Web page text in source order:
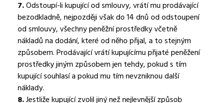
7.Odstoupí-li kupující od smlouvy, vrátí mu prodávající
bezodkladně, nejpozději však do 14 dnů od odstoupení
od smlouvy, všechny peněžní prostředky včetně
nákladů na dodání, které od něho přijal, a to stejným
způsobem. Prodávající vrátí kupujícímu přijaté peněžení
prostředky jiným způsobem jen tehdy, pokud s tím
kupující souhlasí a pokud mu tím nevzniknou další
náklady.
8.Jestliže kupující zvolil jiný než nejlevnější způsob